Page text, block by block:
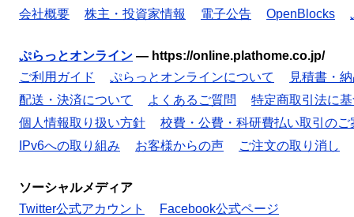
会社概要
株主・投資家情報 電子公告 OpenBlocks
ぷらっとオンライン — https://online.plathome.co.jp/
ご利用ガイド
ぷらっとオンラインについて
見積書・
配送・決済について
よくあるご質問
特定商取引法に
個人情報取り扱い方針
校費・公費・科研費払い取引のご
IPv6への取り組み
お客様からの声 ご注文の取り消し
ソーシャルメディア
Twitter公式アカウント
Facebook公式ページ